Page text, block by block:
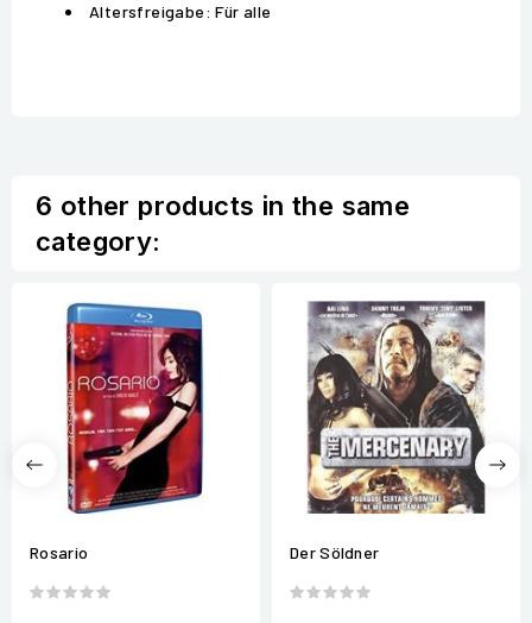
Altersfreigabe: Für alle
6 other products in the same
category:
Rosario Der Söldner